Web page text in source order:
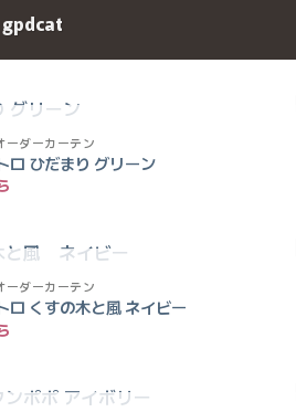
gpdcat
入荷待ち
ーダーカーテン
ロ ひだまり グリーン
入荷待ち
ーダーカーテン
ロ くすの木と風 ネイビー